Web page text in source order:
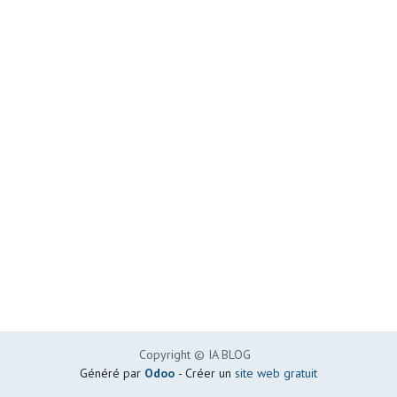
Copyright © IA BLOG
Généré par Odoo - Créer un site web gratuit